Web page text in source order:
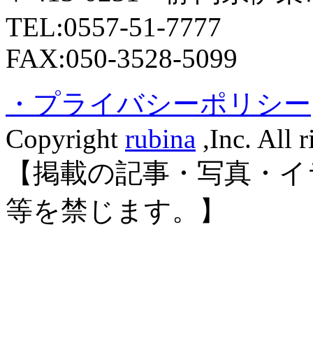
TEL:0557-51-7777
FAX:050-3528-5099
・プライバシーポリシー
Copyright rubina ,Inc. All
【掲載の記事・写真・
等を禁じます。】